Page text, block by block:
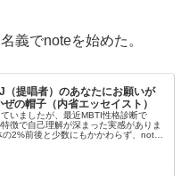
義でnoteを始めた。
（提唱者）のあなたにお願いが
の帽子（内省エッセイスト）
いましたが、最近MBTI性格診断で
徴で自己理解が深まった実感がありま
2%前後と少数にもかかわらず、note